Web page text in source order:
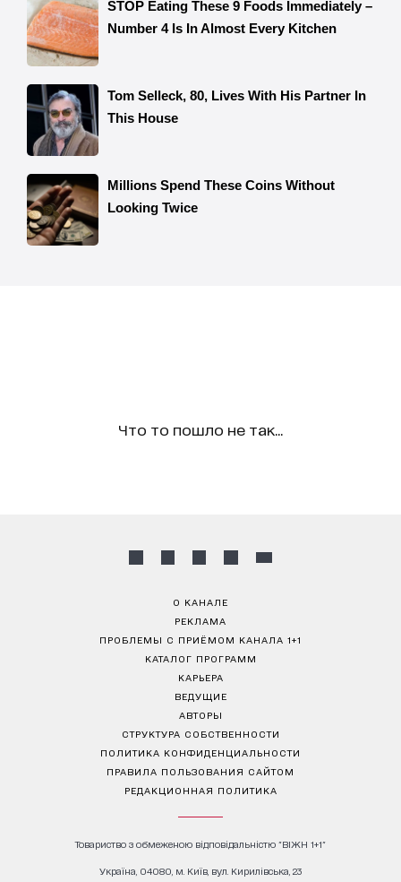
Что то пошло не так...
О КАНАЛЕ
РЕКЛАМА
ПРОБЛЕМЫ С ПРИЁМОМ КАНАЛА 1+1
КАТАЛОГ ПРОГРАММ
КАРЬЕРА
ВЕДУЩИЕ
АВТОРЫ
СТРУКТУРА СОБСТВЕННОСТИ
ПОЛИТИКА КОНФИДЕНЦИАЛЬНОСТИ
ПРАВИЛА ПОЛЬЗОВАНИЯ САЙТОМ
РЕДАКЦИОННАЯ ПОЛИТИКА
Товариство з обмеженою відповідальністю "ВІЖН 1+1"
Україна, 04080, м. Київ, вул. Кирилівська, 23